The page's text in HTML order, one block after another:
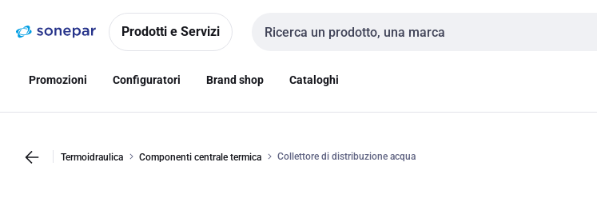
navigazionealla
Prodotti e Servizi
Cerca input
Promozioni Configuratori Brand shop Cataloghi
Termoidraulica Componenti centrale termica Collettore di distribuzione acqua